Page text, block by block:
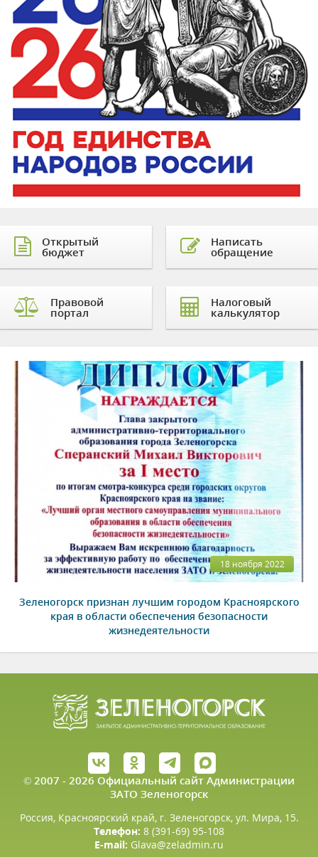
Открытый
бюджет
Правовой
портал
Написать
обращение
Налоговый
калькулятор
18 ноября 2022
Зеленогорск признан лучшим городом Красноярского
края в области обеспечения безопасности
жизнедеятельности
© 2007 - 2026 Официальный сайт Администрации
ЗАТО Зеленогорск
Россия, Красноярский край, г. Зеленогорск, ул. Мира, 15.
Телефон: 8 (391-69) 95-108
E-mail: Glava@zeladmin.ru